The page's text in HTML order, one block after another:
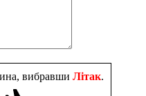
вибравши Літак.